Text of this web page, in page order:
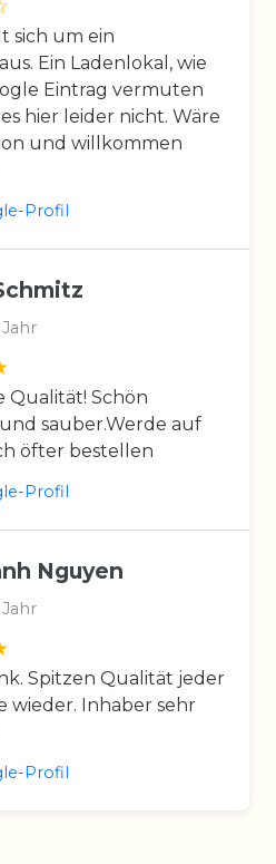
sich um ein
Ein Ladenlokal, wie
Eintrag vermuten
es hier leider nicht. Wäre
und willkommen
Profil
Qualität! Schön
sauber.Werde auf
öfter bestellen
Profil
Nguyen
Spitzen Qualität jeder
wieder. Inhaber sehr
Profil